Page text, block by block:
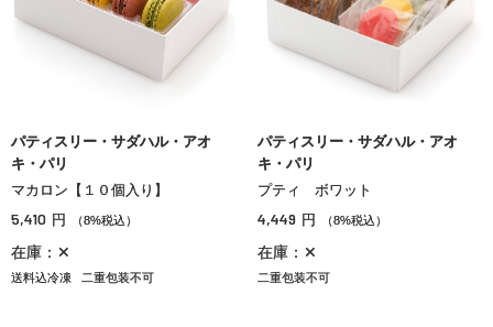
パティスリー・サダハル・アオ
キ・パリ
マカロン【１０個入り】
5,410 円 （8%税込）
在庫：✕
送料込冷凍 二重包装不可
パティスリー・サダハル・アオ
キ・パリ
プティ ボワット
4,449 円 （8%税込）
在庫：✕
二重包装不可